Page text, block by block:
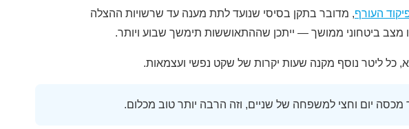
, מדובר בתקן בסיסי שנועד לתת מענה עד שרשויות ההצלה
ביטחוני ממושך — ייתכן שההתאוששות תימשך שבוע ויותר.